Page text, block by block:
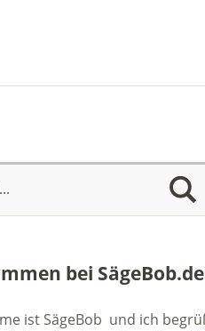
bei SägeBob.de
ist SägeBob und ich